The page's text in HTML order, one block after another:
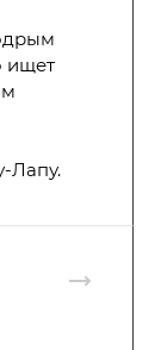
ищет
Лапу.